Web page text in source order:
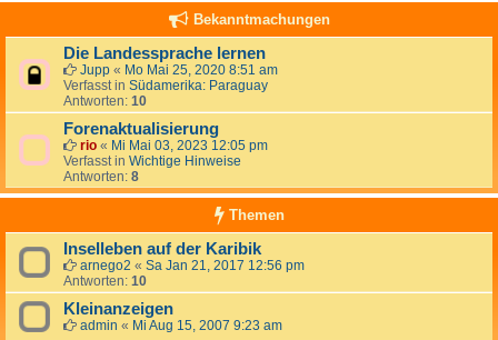
Bekanntmachungen
Die Landessprache lernen
Jupp « Mo Mai 25, 2020 8:51 am
Verfasst in Südamerika: Paraguay
Antworten: 10
Forenaktualisierung
rio « Mi Mai 03, 2023 12:05 pm
Verfasst in Wichtige Hinweise
Antworten: 8
Themen
Inselleben auf der Karibik
arnego2 « Sa Jan 21, 2017 12:56 pm
Antworten: 10
Kleinanzeigen
admin « Mi Aug 15, 2007 9:23 am